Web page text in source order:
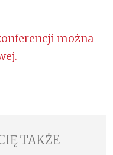
można
TAKŻE